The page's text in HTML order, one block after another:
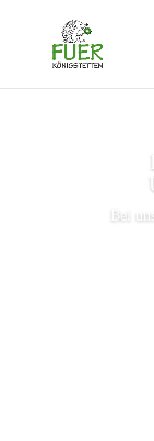
Bei